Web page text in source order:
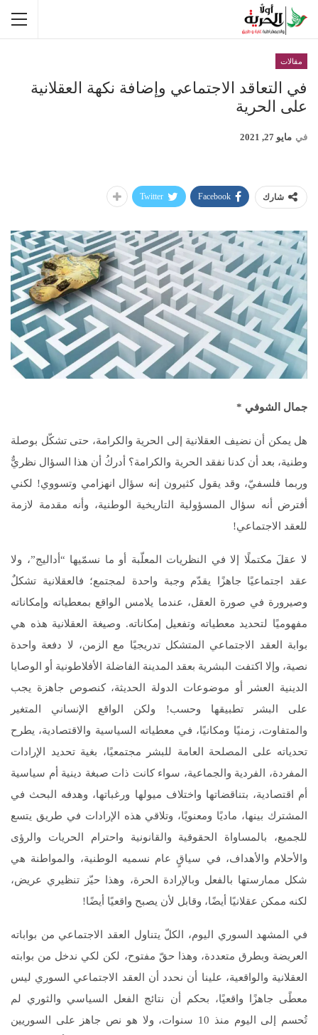
مقالات
في التعاقد الاجتماعي وإضافة نكهة العقلانية
على الحرية
في مايو 27, 2021
شارك Facebook
Twitter
جمال الشوفي *
هل يمكن أن نضيف العقلانية إلى الحرية والكرامة، حتى تشكّل بوصلة
وطنية، بعد أن كدنا نفقد الحرية والكرامة؟ أدركُ أن هذا السؤال نظريٌّ
وربما فلسفيّ، وقد يقول كثيرون إنه سؤال انهزامي وتسووي! لكني
أفترض أنه سؤال المسؤولية التاريخية الوطنية، وأنه مقدمة لازمة
للعقد الاجتماعي!
لا عقلَ مكتملًا إلا في النظريات المعلّبة أو ما نسمّيها “أداليج”، ولا
عقد اجتماعيًا جاهزًا يقدّم وجبة واحدة لمجتمع؛ فالعقلانية تشكلٌ
وصيرورة في صورة العقل، عندما يلامس الواقع بمعطياته وإمكاناته
مفهوميًا لتحديد معطياته وتفعيل إمكاناته. وصيغة العقلانية هذه هي
بوابة العقد الاجتماعي المتشكل تدريجيًا مع الزمن، لا دفعة واحدة
نصية، وإلا اكتفت البشرية بعقد المدينة الفاضلة الأفلاطونية أو الوصايا
الدينية العشر أو موضوعات الدولة الحديثة، كنصوص جاهزة يجب
على البشر تطبيقها وحسب! ولكن الواقع الإنساني المتغير
والمتفاوت، زمنيًا ومكانيًا، في معطياته السياسية والاقتصادية، يطرح
تحدياته على المصلحة العامة للبشر مجتمعيًا، بغية تحديد الإرادات
المفردة، الفردية والجماعية، سواء كانت ذات صبغة دينية أم سياسية
أم اقتصادية، بتناقضاتها واختلاف ميولها ورغباتها، وهدفه البحث في
المشترك بينها، ماديًا ومعنويًا، وتلاقي هذه الإرادات في طريق يتسع
للجميع، بالمساواة الحقوقية والقانونية واحترام الحريات والرؤى
والأحلام والأهداف، في سياقٍ عام نسميه الوطنية، والمواطنة هي
شكل ممارستها بالفعل وبالإرادة الحرة، وهذا حيّز تنظيري عريض،
لكنه ممكن عقلانيًا أيضًا، وقابل لأن يصبح واقعيًا أيضًا!
في المشهد السوري اليوم، الكلّ يتناول العقد الاجتماعي من بواباته
العريضة وبطرق متعددة، وهذا حقّ مفتوح، لكن لكي ندخل من بوابته
العقلانية والواقعية، علينا أن نحدد أن العقد الاجتماعي السوري ليس
معطًى جاهزًا واقعيًا، بحكم أن نتائج الفعل السياسي والثوري لم
تُحسم إلى اليوم منذ 10 سنوات، ولا هو نص جاهز على السوريين